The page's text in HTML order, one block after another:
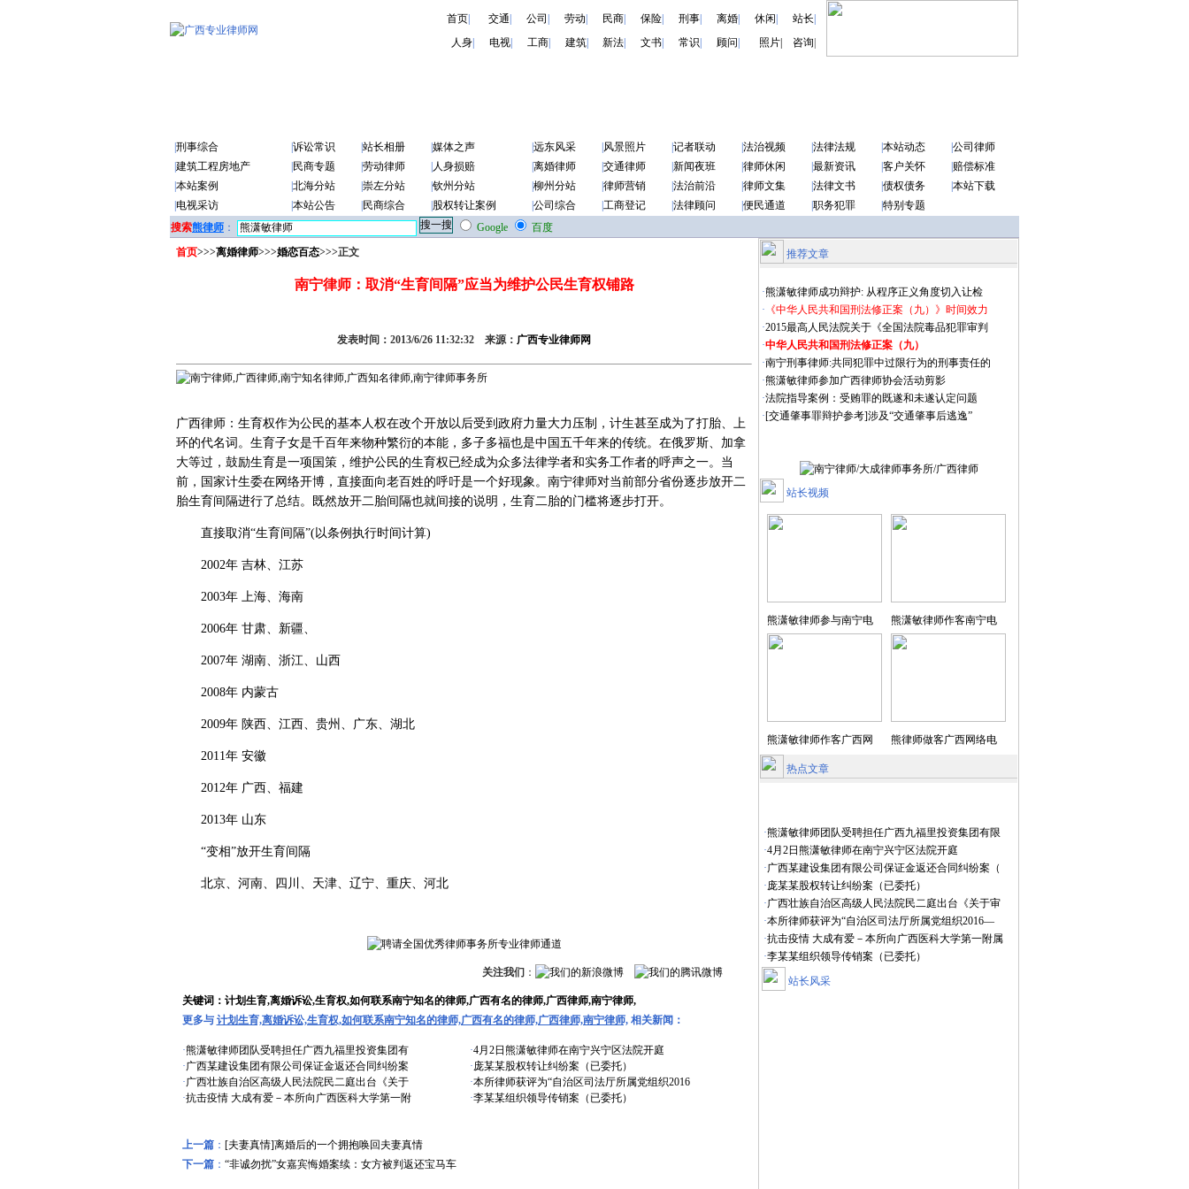
首页| 交通 公司 劳动 民商 保险 刑事 离婚 休闲 站长
人身
电视 工商 建筑 新法 文书 常识 顾问 照片| 咨询
刑事综合 诉讼常识 站长相册 媒体之声 远东风采 风景照片 记者联动 法治视频 法律法规 本站动态
公司律师
建筑工程房地产 民商专题 劳动律师 人身损赔 离婚律师 交通律师 新闻夜班 律师休闲 最新资讯 客户关怀
赔偿标准
本站案例 北海分站 崇左分站 钦州分站 柳州分站 律师营销 法治前沿 律师文集 法律文书 债权债务
本站下载
电视采访 本站公告 民商综合 股权转让案例 公司综合 工商登记 法律顾问 便民通道 职务犯罪
特别专题
搜索熊律师 ： Google
百度
首页>>>离婚律师>>>婚恋百态>>>正文
南宁律师：取消“生育间隔”应当为维护公民生育权铺路
发表时间：2013/6/26 11:32:32 来源： 广西专业律师网
广西律师：生育权作为公民的基本人权在改个开放以后受到政府力量大力压制，计生甚至成为了打胎、上
环的代名词。生育子女是千百年来物种繁衍的本能，多子多福也是中国五千年来的传统。在俄罗斯、加拿
大等过，鼓励生育是一项国策，维护公民的生育权已经成为众多法律学者和实务工作者的呼声之一。当
前，国家计生委在网络开博，直接面向老百姓的呼吁是一个好现象。南宁律师对当前部分省份逐步放开二
胎生育间隔进行了总结。既然放开二胎间隔也就间接的说明，生育二胎的门槛将逐步打开。
直接取消“生育间隔”(以条例执行时间计算)
2002年 吉林、江苏
2003年 上海、海南
2006年 甘肃、新疆、
2007年 湖南、浙江、山西
2008年 内蒙古
2009年 陕西、江西、贵州、广东、湖北
2011年 安徽
2012年 广西、福建
2013年 山东
“变相”放开生育间隔
北京、河南、四川、天津、辽宁、重庆、河北
关注我们 ：
关键词：计划生育,离婚诉讼,生育权,如何联系南宁知名的律师,广西有名的律师,广西律师,南宁律师,
更多与 计划生育,离婚诉讼,生育权,如何联系南宁知名的律师,广西有名的律师,广西律师,南宁律师,相关新闻：
·熊潇敏律师团队受聘担任广西九福里投资集团有 ·4月2日熊潇敏律师在南宁兴宁区法院开庭
·广西某建设集团有限公司保证金返还合同纠纷案 ·庞某某股权转让纠纷案（已委托）
·广西壮族自治区高级人民法院民二庭出台《关于 ·本所律师获评为“自治区司法厅所属党组织2016
·抗击疫情 大成有爱－本所向广西医科大学第一附 ·李某某组织领导传销案（已委托）
上一篇： [夫妻真情]离婚后的一个拥抱唤回夫妻真情
下一篇： “非诚勿扰”女嘉宾悔婚案续：女方被判返还宝马车
推荐文章
·熊潇敏律师成功辩护: 从程序正义角度切入让检
· 《中华人民共和国刑法修正案（九）》时间效力
·2015最高人民法院关于《全国法院毒品犯罪审判
·中华人民共和国刑法修正案（九）
·南宁刑事律师:共同犯罪中过限行为的刑事责任的
·熊潇敏律师参加广西律师协会活动剪影
·法院指导案例：受贿罪的既遂和未遂认定问题
·[交通肇事罪辩护参考]涉及“交通肇事后逃逸”
站长视频
熊潇敏律师参与南宁电 熊潇敏律师作客南宁电
熊潇敏律师作客广西网 熊律师做客广西网络电
热点文章
·熊潇敏律师团队受聘担任广西九福里投资集团有限
·4月2日熊潇敏律师在南宁兴宁区法院开庭
·广西某建设集团有限公司保证金返还合同纠纷案（
·庞某某股权转让纠纷案（已委托）
·广西壮族自治区高级人民法院民二庭出台《关于审
·本所律师获评为“自治区司法厅所属党组织2016—
·抗击疫情 大成有爱－本所向广西医科大学第一附属
·李某某组织领导传销案（已委托）
站长风采